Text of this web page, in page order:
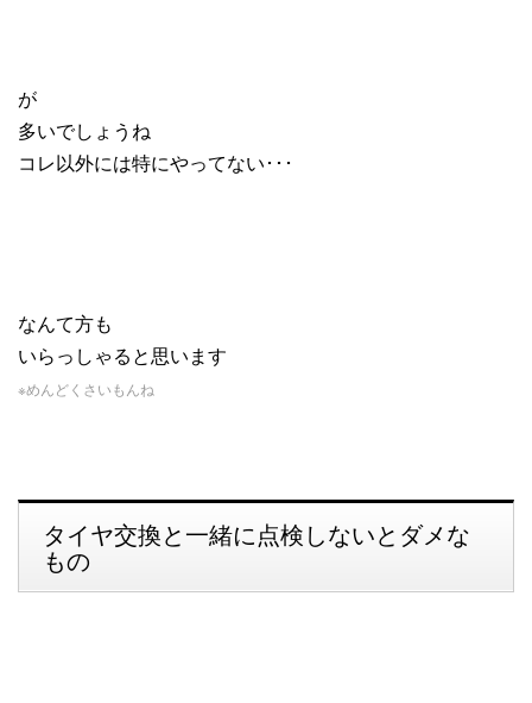
が
多いでしょうね
コレ以外には特にやってない･･･
なんて方も
いらっしゃると思います
※めんどくさいもんね
タイヤ交換と一緒に点検しないとダメな
もの